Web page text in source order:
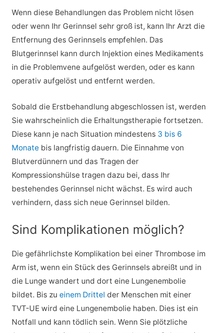
Wenn diese Behandlungen das Problem nicht lösen
oder wenn Ihr Gerinnsel sehr groß ist, kann Ihr Arzt die
Entfernung des Gerinnsels empfehlen. Das
Blutgerinnsel kann durch Injektion eines Medikaments
in die Problemvene aufgelöst werden, oder es kann
operativ aufgelöst und entfernt werden.
Sobald die Erstbehandlung abgeschlossen ist, werden
Sie wahrscheinlich die Erhaltungstherapie fortsetzen.
Diese kann je nach Situation mindestens 3 bis 6
Monatebis langfristig dauern. Die Einnahme von
Blutverdünnern und das Tragen der
Kompressionshülse tragen dazu bei, dass Ihr
bestehendes Gerinnsel nicht wächst. Es wird auch
verhindern, dass sich neue Gerinnsel bilden.
Sind Komplikationen möglich?
Die gefährlichste Komplikation bei einer Thrombose im
Arm ist, wenn ein Stück des Gerinnsels abreißt und in
die Lunge wandert und dort eine Lungenembolie
bildet. Bis zu einem Drittel der Menschen mit einer
TVT-UE wird eine Lungenembolie haben. Dies ist ein
Notfall und kann tödlich sein. Wenn Sie plötzliche